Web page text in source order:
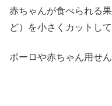
赤ちゃんが食べられる
ど）を小さくカットして
ボーロや赤ちゃん用せ